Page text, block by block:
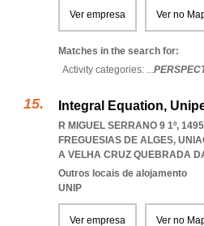
Ver empresa Ver no
Matches in the search for:
Activity categories: ...
Integral Equation,
R MIGUEL SERRANO 9 1º,
FREGUESIAS DE ALGES,
A VELHA CRUZ QUEBRADA
Outros locais de alojamento
UNIP
Ver empresa Ver no